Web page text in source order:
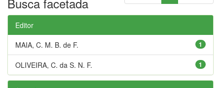
Editor
1
MAIA, C. M. B. de F.
1
OLIVEIRA, C. da S. N. F.